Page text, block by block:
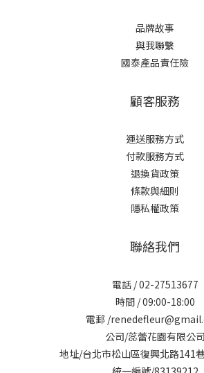
品牌故事
與我聯繫
國泰產品責任險
顧客服務
運送服務方式
付款服務方式
退換貨政策
條款與細則
隱私權政策
聯絡我們
電話 / 02-27513677
時間 / 09:00-18:00
電郵 /
公司/蕊蕾花園有限公司
地址/台北市松山區復興北路141